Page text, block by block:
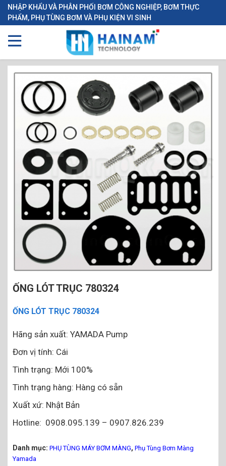
NHẬP KHẨU VÀ PHÂN PHỐI BƠM CÔNG NGHIỆP, BƠM THỰC
PHẨM, PHỤ TÙNG BƠM VÀ PHỤ KIỆN VI SINH
ỐNG LÓT TRỤC 780324
ỐNG LÓT TRỤC 780324
Hãng sản xuất: YAMADA Pump
Đơn vị tính: Cái
Tình trạng: Mới 100%
Tình trạng hàng: Hàng có sẵn
Xuất xứ: Nhật Bản
Hotline: 0908.095.139 – 0907.826.239
Danh mục: PHỤ TÙNG MÁY BƠM MÀNG, Phụ Tùng Bơm Màng
Yamada